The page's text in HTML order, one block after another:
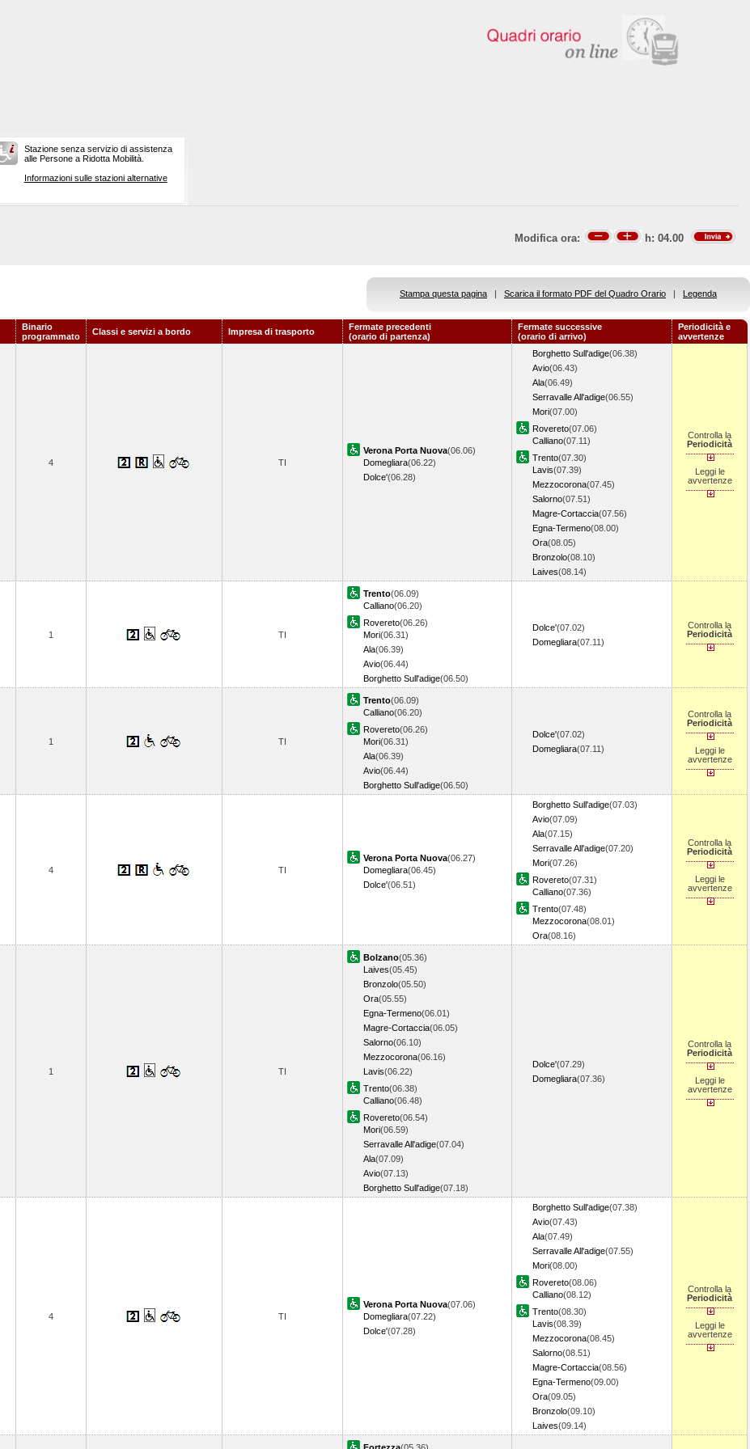
Stazione senza servizio di assistenza
alle Persone a Ridotta Mobilità.
Informazioni sulle stazioni alternative
Modifica ora: h: 04.00
Stampa questa pagina | Scarica il formato PDF del Quadro Orario | Legenda
Binario
programmato
Classi e servizi a bordo Impresa di trasporto
Fermate precedenti
(orario di partenza)
Fermate successive
(orario di arrivo)
Periodicità e
avvertenze
4 TI
Verona Porta Nuova(06.06)
Domegliara(06.22)
Dolce'(06.28)
Borghetto Sull'adige(06.38)
Avio(06.43)
Ala(06.49)
Serravalle All'adige(06.55)
Mori(07.00)
Rovereto(07.06)
Calliano(07.11)
Trento(07.30)
Lavis(07.39)
Mezzocorona(07.45)
Salorno(07.51)
Magre-Cortaccia(07.56)
Egna-Termeno(08.00)
Ora(08.05)
Bronzolo(08.10)
Laives(08.14)
Controlla la
Periodicità
Leggi le
avvertenze
1 TI
Trento(06.09)
Calliano(06.20)
Rovereto(06.26)
Mori(06.31)
Ala(06.39)
Avio(06.44)
Borghetto Sull'adige(06.50)
Dolce'(07.02)
Domegliara(07.11)
Controlla la
Periodicità
1 TI
Trento(06.09)
Calliano(06.20)
Rovereto(06.26)
Mori(06.31)
Ala(06.39)
Avio(06.44)
Borghetto Sull'adige(06.50)
Dolce'(07.02)
Domegliara(07.11)
Controlla la
Periodicità
Leggi le
avvertenze
4 TI
Verona Porta Nuova(06.27)
Domegliara(06.45)
Dolce'(06.51)
Borghetto Sull'adige(07.03)
Avio(07.09)
Ala(07.15)
Serravalle All'adige(07.20)
Mori(07.26)
Rovereto(07.31)
Calliano(07.36)
Trento(07.48)
Mezzocorona(08.01)
Ora(08.16)
Controlla la
Periodicità
Leggi le
avvertenze
1 TI
Bolzano(05.36)
Laives(05.45)
Bronzolo(05.50)
Ora(05.55)
Egna-Termeno(06.01)
Magre-Cortaccia(06.05)
Salorno(06.10)
Mezzocorona(06.16)
Lavis(06.22)
Trento(06.38)
Calliano(06.48)
Rovereto(06.54)
Mori(06.59)
Serravalle All'adige(07.04)
Ala(07.09)
Avio(07.13)
Borghetto Sull'adige(07.18)
Dolce'(07.29)
Domegliara(07.36)
Controlla la
Periodicità
Leggi le
avvertenze
4 TI
Verona Porta Nuova(07.06)
Domegliara(07.22)
Dolce'(07.28)
Borghetto Sull'adige(07.38)
Avio(07.43)
Ala(07.49)
Serravalle All'adige(07.55)
Mori(08.00)
Rovereto(08.06)
Calliano(08.12)
Trento(08.30)
Lavis(08.39)
Mezzocorona(08.45)
Salorno(08.51)
Magre-Cortaccia(08.56)
Egna-Termeno(09.00)
Ora(09.05)
Bronzolo(09.10)
Laives(09.14)
Controlla la
Periodicità
Leggi le
avvertenze